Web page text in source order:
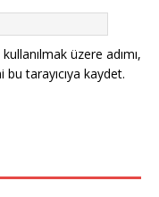
üzere adımı,
tarayıcıya kaydet.